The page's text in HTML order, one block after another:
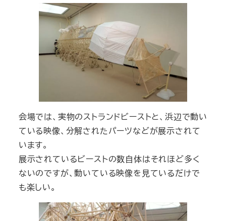
会場では、実物のストランドビーストと、浜辺で動い
ている映像、分解されたパーツなどが展示されて
います。
展示されているビーストの数自体はそれほど多く
ないのですが、動いている映像を見ているだけで
も楽しい。